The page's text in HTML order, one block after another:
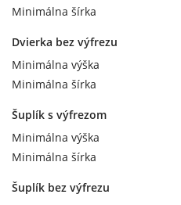
Minimálna šírka
Dvierka bez výfrezu
Minimálna výška
Minimálna šírka
Šuplík s výfrezom
Minimálna výška
Minimálna šírka
Šuplík bez výfrezu